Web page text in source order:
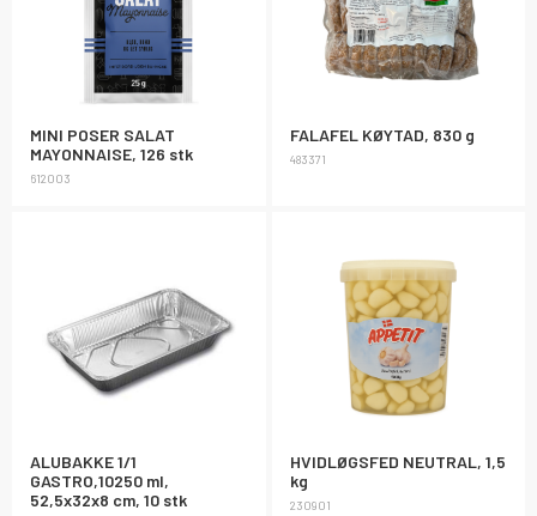
MINI POSER SALAT
MAYONNAISE, 126 stk
612003
FALAFEL KØYTAD, 830 g
483371
ALUBAKKE 1/1
GASTRO,10250 ml,
52,5x32x8 cm, 10 stk
HVIDLØGSFED NEUTRAL, 1,5
kg
230901